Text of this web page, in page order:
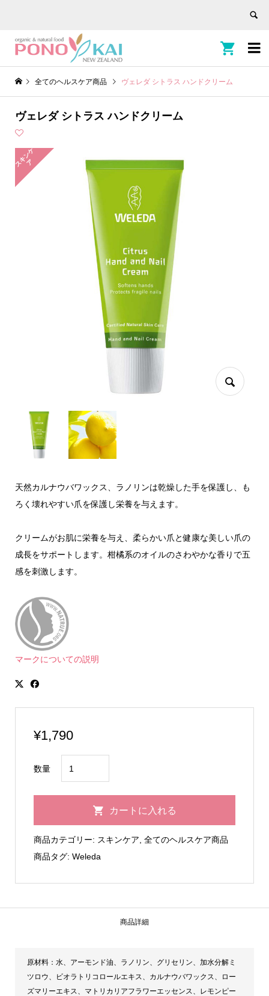


全てのヘルスケア商品 ヴェレダ シトラス ハンドクリーム
ヴェレダ シトラス ハンドクリーム
ス
キ
ン
ケ
ア
天然カルナウバワックス、ラノリンは乾燥した手を保護し、も
ろく壊れやすい爪を保護し栄養を与えます。
クリームがお肌に栄養を与え、柔らかい爪と健康な美しい爪の
成長をサポートします。柑橘系のオイルのさわやかな香りで五
感を刺激します。
マークについての説明
¥1,790
数量
ェ
レ
ト
ラ
リ
ー
カートに入れる
商品カテゴリー: スキンケア 全てのヘルスケア商品
商品タグ: Weleda
商品詳細
原材料：水、アーモンド油、ラノリン、グリセリン、加水分解ミ
ツロウ、ビオラトリコロールエキス、カルナウバワックス、ロー
ズマリーエキス、マトリカリアフラワーエッセンス、レモンピー